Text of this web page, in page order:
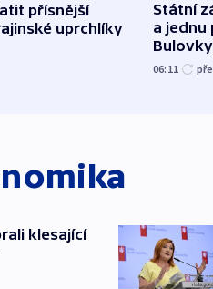
přísnější
uprchlíky
Státní
a jednu
Bulovky
06:11
klesající